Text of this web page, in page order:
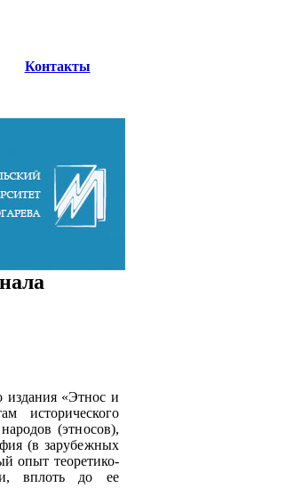
Контакты
издания «Этнос и
исторического
(этносов),
(в зарубежных
опыт теоретико-
вплоть до ее